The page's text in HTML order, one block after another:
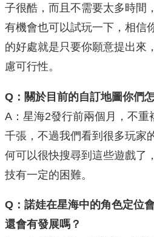
子很酷，而且不需要太多時間
有機會也可以試玩一下，相信
的好處就是只要你願意提出來
慮可行性。
Q：關於目前的自訂地圖你們
A：星海2發行前兩個月，不重
千張，不過我們看到很多玩家
何可以很快搜尋到這些遊戲了
技有一定的困難。
Q：諾娃在星海中的角色定位
還會有發展嗎？